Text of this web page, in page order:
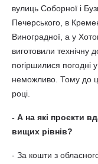
вулиць Соборної і
Печерського, в
Виноградної, а у
виготовили технічну
погіршилися
неможливо. Тому до
році.
- А на які проєкти
вищих рівнів?
- За кошти з